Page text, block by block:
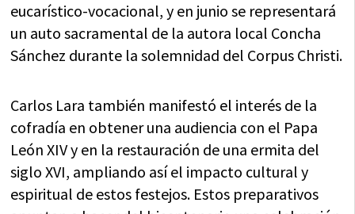
eucarístico-vocacional, y en junio se representará
un auto sacramental de la autora local Concha
Sánchez durante la solemnidad del Corpus Christi.
Carlos Lara también manifestó el interés de la
cofradía en obtener una audiencia con el Papa
León XIV y en la restauración de una ermita del
siglo XVI, ampliando así el impacto cultural y
espiritual de estos festejos. Estos preparativos